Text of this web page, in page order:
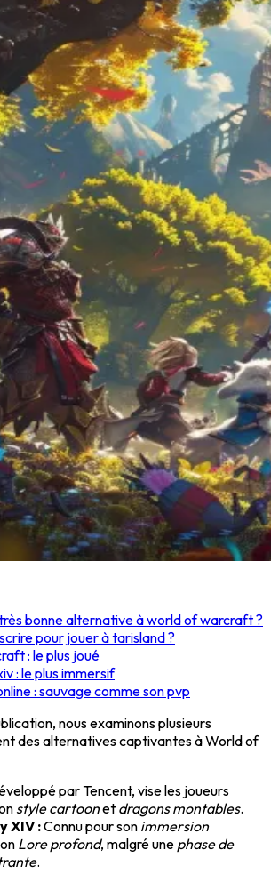
bonne alternative à world of warcraft ?
pour jouer à tarisland ?
: le plus joué
: le plus immersif
: sauvage comme son pvp
nous examinons plusieurs
des alternatives captivantes à World of
par Tencent, vise les joueurs
style cartoonet dragons montables.
XIV :Connu pour son immersion
Lore profond, malgré une phase de
.